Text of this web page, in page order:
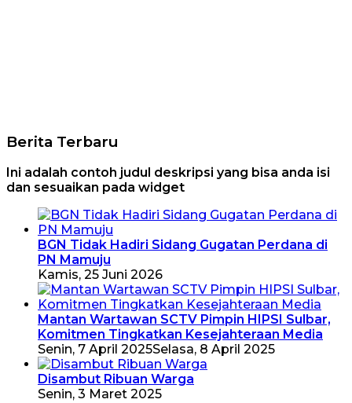
Berita Terbaru
Ini adalah contoh judul deskripsi yang bisa anda isi
dan sesuaikan pada widget
BGN Tidak Hadiri Sidang Gugatan Perdana di
PN Mamuju
Kamis, 25 Juni 2026
Mantan Wartawan SCTV Pimpin HIPSI Sulbar,
Komitmen Tingkatkan Kesejahteraan Media
Senin, 7 April 2025Selasa, 8 April 2025
Disambut Ribuan Warga
Senin, 3 Maret 2025